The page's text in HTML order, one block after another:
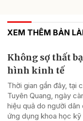
XEM THÊM BẢN
Không sợ thất
hình kinh tế
Thời gian gần đây, tại
Tuyên Quang, ngày
hiệu quả do người
ứng dụng khoa học kỹ